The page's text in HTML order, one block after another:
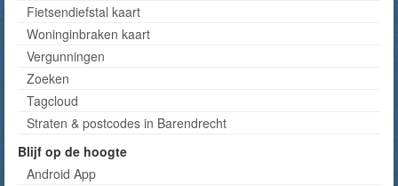
Fietsendiefstal kaart
Woninginbraken kaart
Vergunningen
Zoeken
Tagcloud
Straten & postcodes in Barendrecht
Blijf op de hoogte
Android App